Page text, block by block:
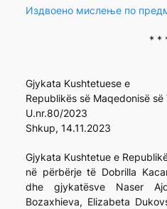
Издвоено мислење по
* *
Gjykata Kushtetuese e
Republikës së Maqedonisë së
U.nr.80/2023
Shkup, 14.11.2023
Gjykata Kushtetue e
në përbërje të Dobrilla
dhe gjykatësve Naser
Bozaxhieva, Elizabeta